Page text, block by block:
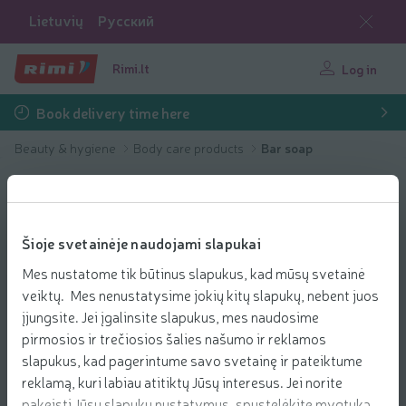
Šioje svetainėje naudojami slapukai
Mes nustatome tik būtinus slapukus, kad mūsų svetainė
veiktų. Mes nenustatysime jokių kitų slapukų, nebent juos
įjungsite. Jei įgalinsite slapukus, mes naudosime
pirmosios ir trečiosios šalies našumo ir reklamos
slapukus, kad pagerintume savo svetainę ir pateiktume
reklamą, kuri labiau atitiktų Jūsų interesus. Jei norite
Lietuvių Русский
Rimi.lt Log in
Book delivery time here
Beauty & hygiene Body care products Bar soap